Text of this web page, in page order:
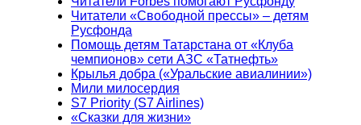
Читатели «Свободной прессы» – детям
Русфонда
Помощь детям Татарстана от «Клуба
чемпионов» сети АЗС «Татнефть»
Крылья добра («Уральские авиалинии»)
Мили милосердия
S7 Priority (S7 Airlines)
«Сказки для жизни»